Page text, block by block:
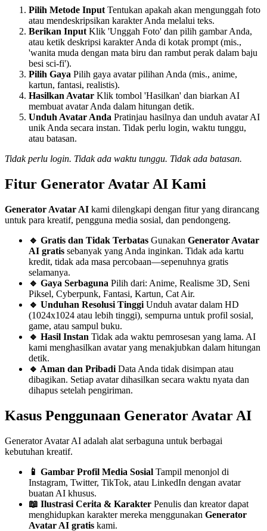
Pilih Metode Input Tentukan apakah akan mengunggah foto
atau mendeskripsikan karakter Anda melalui teks.
Berikan Input Klik 'Unggah Foto' dan pilih gambar Anda,
atau ketik deskripsi karakter Anda di kotak prompt (mis.,
'wanita muda dengan mata biru dan rambut perak dalam baju
besi sci-fi').
Pilih Gaya Pilih gaya avatar pilihan Anda (mis., anime,
kartun, fantasi, realistis).
Hasilkan Avatar Klik tombol 'Hasilkan' dan biarkan AI
membuat avatar Anda dalam hitungan detik.
Unduh Avatar Anda Pratinjau hasilnya dan unduh avatar AI
unik Anda secara instan. Tidak perlu login, waktu tunggu,
atau batasan.
Tidak perlu login. Tidak ada waktu tunggu. Tidak ada batasan.
Fitur Generator Avatar AI Kami
Generator Avatar AI kami dilengkapi dengan fitur yang dirancang
untuk para kreatif, pengguna media sosial, dan pendongeng.
🔹 Gratis dan Tidak Terbatas Gunakan Generator Avatar
AI gratis sebanyak yang Anda inginkan. Tidak ada kartu
kredit, tidak ada masa percobaan—sepenuhnya gratis
selamanya.
🔹 Gaya Serbaguna Pilih dari: Anime, Realisme 3D, Seni
Piksel, Cyberpunk, Fantasi, Kartun, Cat Air.
🔹 Unduhan Resolusi Tinggi Unduh avatar dalam HD
(1024x1024 atau lebih tinggi), sempurna untuk profil sosial,
game, atau sampul buku.
🔹 Hasil Instan Tidak ada waktu pemrosesan yang lama. AI
kami menghasilkan avatar yang menakjubkan dalam hitungan
detik.
🔹 Aman dan Pribadi Data Anda tidak disimpan atau
dibagikan. Setiap avatar dihasilkan secara waktu nyata dan
dihapus setelah pengiriman.
Kasus Penggunaan Generator Avatar AI
Generator Avatar AI adalah alat serbaguna untuk berbagai
kebutuhan kreatif.
📱 Gambar Profil Media Sosial Tampil menonjol di
Instagram, Twitter, TikTok, atau LinkedIn dengan avatar
buatan AI khusus.
📖 Ilustrasi Cerita & Karakter Penulis dan kreator dapat
menghidupkan karakter mereka menggunakan Generator
Avatar AI gratis kami.